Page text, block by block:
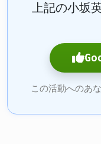
上記の小坂
この活動へのあ